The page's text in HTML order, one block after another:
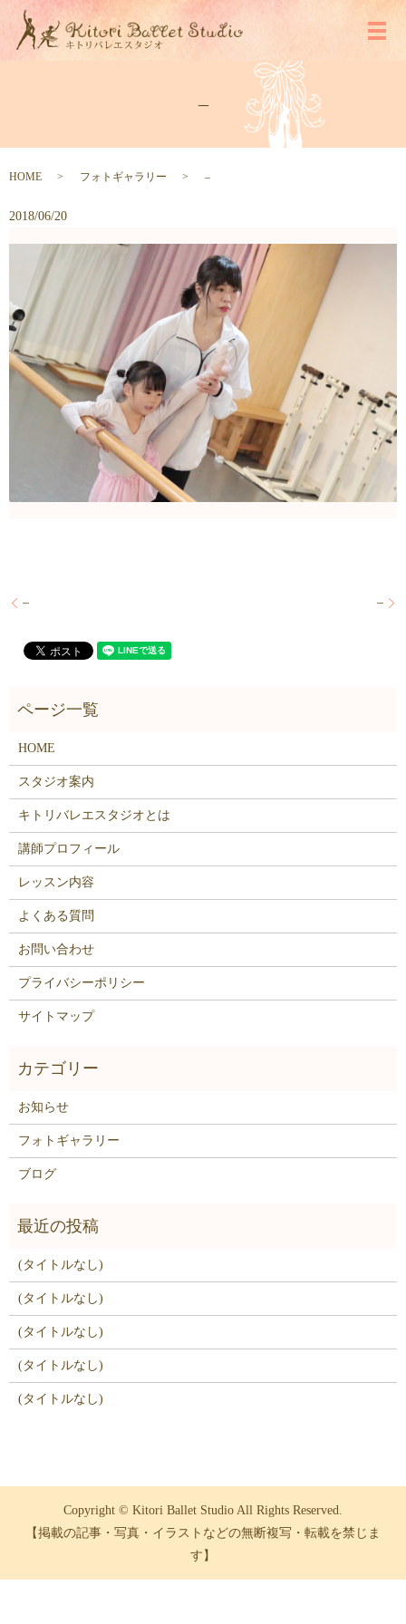
メ
–
HOME フォトギャラリー –
2018/06/20
– –
HOME
スタジオ案内
キトリバレエスタジオとは
講師プロフィール
レッスン内容
よくある質問
お問い合わせ
プライバシーポリシー
サイトマップ
お知らせ
フォトギャラリー
ブログ
(タイトルなし)
(タイトルなし)
(タイトルなし)
(タイトルなし)
(タイトルなし)
Copyright © Kitori Ballet Studio All Rights Reserved.
【掲載の記事・写真・イラストなどの無断複写・転載を禁じま
す】